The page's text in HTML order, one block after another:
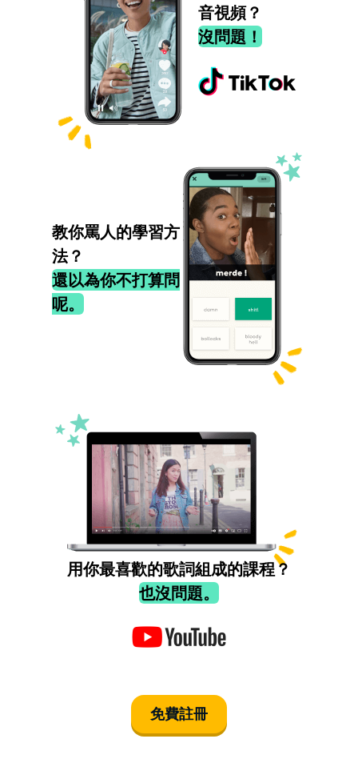
音視頻？
沒問題！
教你罵人的學習方
法？
還以為你不打算問
呢。
用你最喜歡的歌詞組成的課程？
也沒問題。
免費註冊